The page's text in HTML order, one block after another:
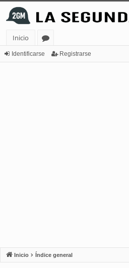
Inicio
or
Identificarse Registrarse
Inicio Índice general